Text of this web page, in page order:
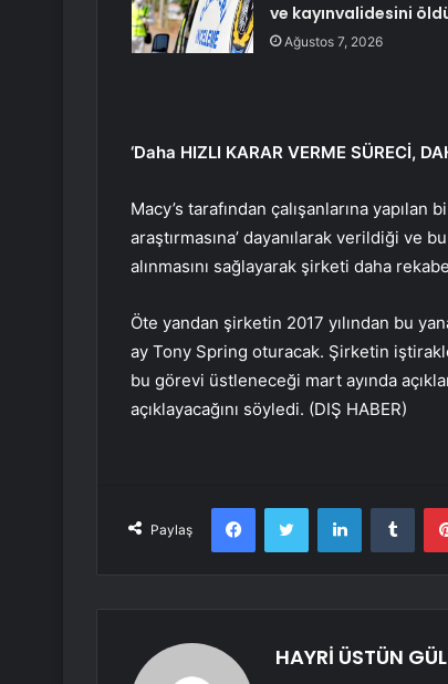
ve kayınvalidesini
Ağustos 7, 2026
‘Daha HIZLI KARAR VERME SÜRECİ,
Macy’s tarafından çalışanlarına
araştırmasına’ dayanılarak verildiği ve
alınmasını sağlayarak şirketi daha
Öte yandan şirketin 2017 yılından bu
ay Tony Spring oturacak. Şirketin
bu görevi üstleneceği mart ayında
açıklayacağını söyledi. (DIŞ HABER)
Paylaş
FacebookTwitter LinkedIn
HAYRİ ÜSTÜN